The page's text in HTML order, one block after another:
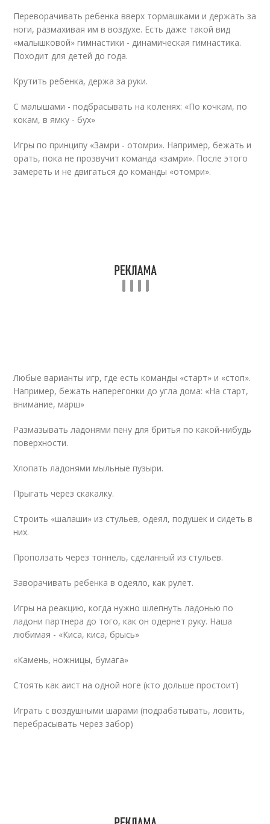
Переворачивать ребенка вверх тормашками и держать за
ноги, размахивая им в воздухе. Есть даже такой вид
«малышковой» гимнастики - динамическая гимнастика.
Походит для детей до года.
Крутить ребенка, держа за руки.
С малышами - подбрасывать на коленях: «По кочкам, по
кокам, в ямку - бух»
Игры по принципу «Замри - отомри». Например, бежать и
орать, пока не прозвучит команда «замри». После этого
замереть и не двигаться до команды «отомри».
Любые варианты игр, где есть команды «старт» и «стоп».
Например, бежать наперегонки до угла дома: «На старт,
внимание, марш»
Размазывать ладонями пену для бритья по какой-нибудь
поверхности.
Хлопать ладонями мыльные пузыри.
Прыгать через скакалку.
Строить «шалаши» из стульев, одеял, подушек и сидеть в
них.
Проползать через тоннель, сделанный из стульев.
Заворачивать ребенка в одеяло, как рулет.
Игры на реакцию, когда нужно шлепнуть ладонью по
ладони партнера до того, как он одернет руку. Наша
любимая - «Киса, киса, брысь»
«Камень, ножницы, бумага»
Стоять как аист на одной ноге (кто дольше простоит)
Играть с воздушными шарами (подрабатывать, ловить,
перебрасывать через забор)